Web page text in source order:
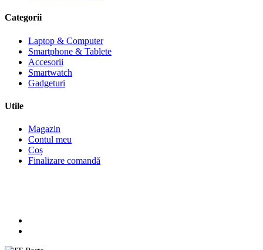
Categorii
Laptop & Computer
Smartphone & Tablete
Accesorii
Smartwatch
Gadgeturi
Utile
Magazin
Contul meu
Coș
Finalizare comandă